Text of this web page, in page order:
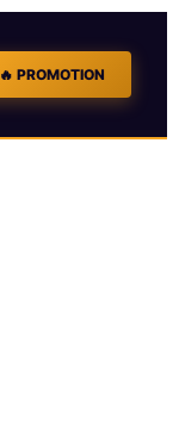
🔥 PROMOTION